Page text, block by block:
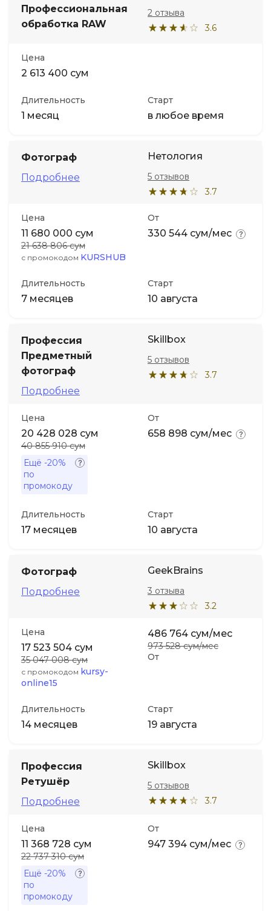
Профессиональная
обработка RAW
3.6
2 отзыва
Цена
2 613 400 сум
Длительность
1 месяц
Старт
в любое время
Фотограф
Подробнее
Нетология
3.7
5 отзывов
Цена
11 680 000 сум
21 638 806 сум
с промокодом KURSHUB
От
330 544 сум/мес
Длительность
7 месяцев
Старт
10 августа
Профессия
Предметный
фотограф
Подробнее
Skillbox
3.7
5 отзывов
Цена
20 428 028 сум
40 855 910 сум
Ещё -20%
по
промокоду
От
658 898 сум/мес
Длительность
17 месяцев
Старт
10 августа
Фотограф
Подробнее
GeekBrains
3.2
3 отзыва
Цена
17 523 504 сум
35 047 008 сум
с промокодом kursy-
online15
От
486 764 сум/мес
973 528 сум/мес
Длительность
14 месяцев
Старт
19 августа
Профессия
Ретушёр
Подробнее
Skillbox
3.7
5 отзывов
Цена
11 368 728 сум
22 737 310 сум
Ещё -20%
по
промокоду
От
947 394 сум/мес